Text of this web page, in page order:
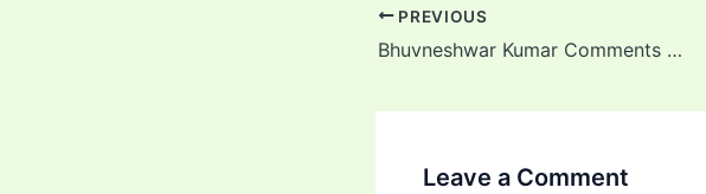
PREVIOUS
Bhuvneshwar Kumar Comments on ‘Difficult’ Dukes Ball, Hints at Weather’s Impact on Play
Leave a Comment